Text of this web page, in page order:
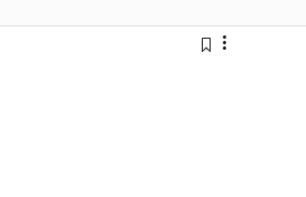
Türkeipolitik